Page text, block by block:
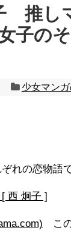
推し
子の
少女マン
れの恋物語で
西 炯子 ]
こ